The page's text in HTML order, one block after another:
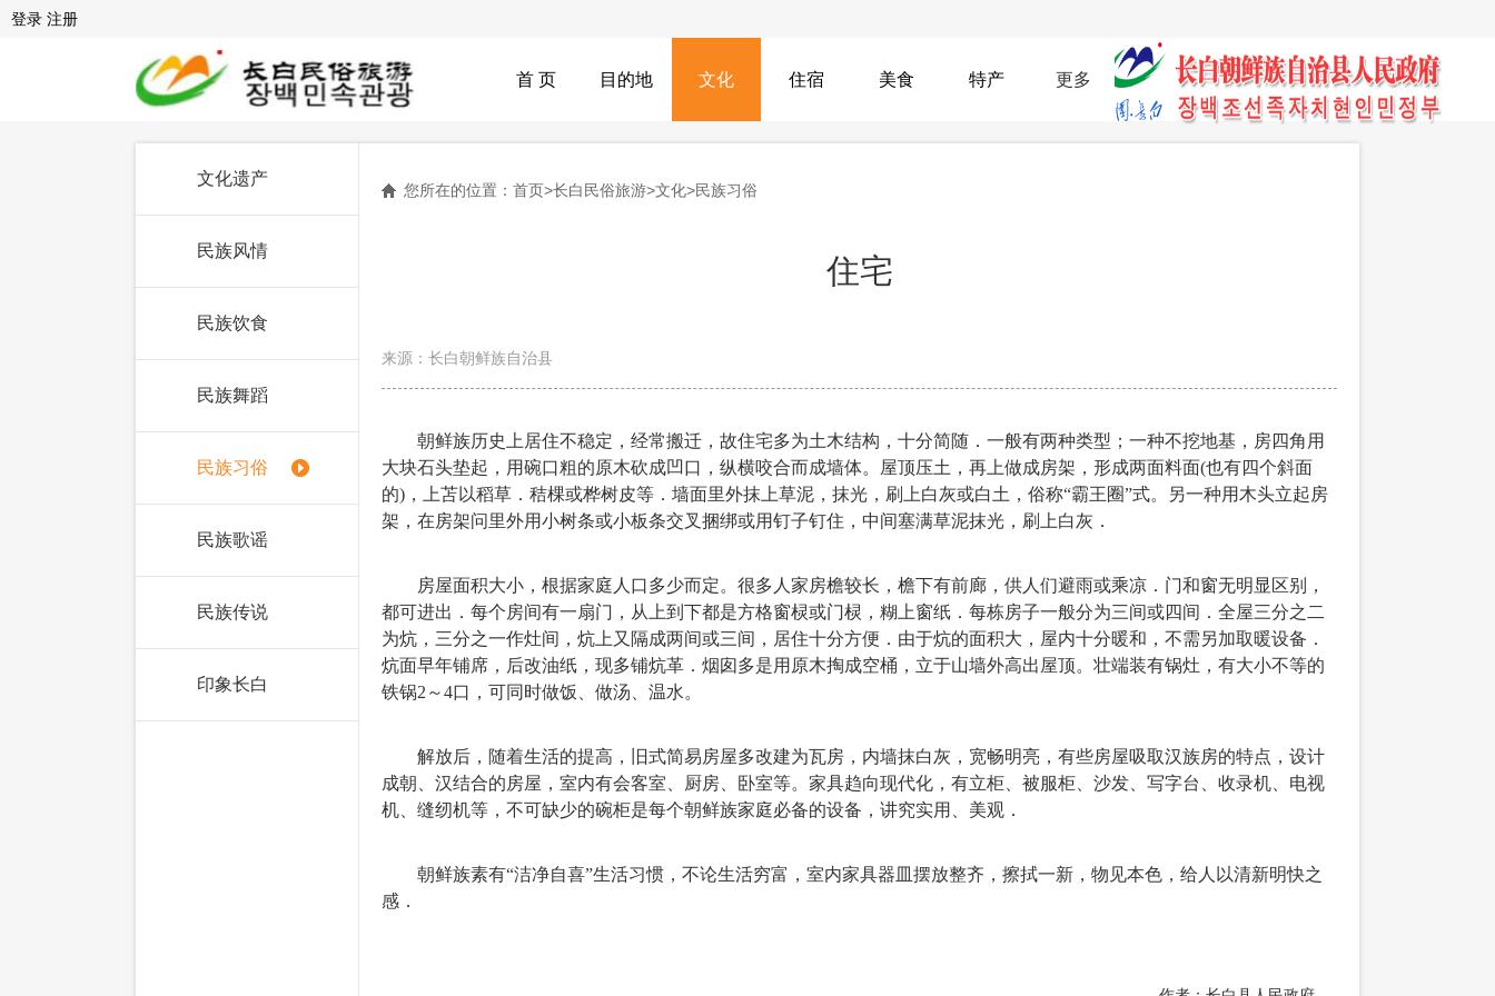
登录 注册
首 页 目的地 文化 住宿 美食 特产 更多
文化遗产
民族风情
民族饮食
民族舞蹈
民族习俗
民族歌谣
民族传说
印象长白
您所在的位置： 首页>长白民俗旅游>文化>民族习俗
住宅
来源：长白朝鲜族自治县
朝鲜族历史上居住不稳定，经常搬迁，故住宅多为土木结构，十分简随．一般有两种类型；一种不挖地基，房四角用
大块石头垫起，用碗口粗的原木砍成凹口，纵横咬合而成墙体。屋顶压土，再上做成房架，形成两面料面(也有四个斜面
的)，上苫以稻草．秸棵或桦树皮等．墙面里外抹上草泥，抹光，刷上白灰或白土，俗称“霸王圈”式。另一种用木头立起房
架，在房架问里外用小树条或小板条交叉捆绑或用钉子钉住，中间塞满草泥抹光，刷上白灰．
房屋面积大小，根据家庭人口多少而定。很多人家房檐较长，檐下有前廊，供人们避雨或乘凉．门和窗无明显区别，
都可进出．每个房间有一扇门，从上到下都是方格窗棂或门棂，糊上窗纸．每栋房子一般分为三间或四间．全屋三分之二
为炕，三分之一作灶间，炕上又隔成两间或三间，居住十分方便．由于炕的面积大，屋内十分暖和，不需另加取暖设备．
炕面早年铺席，后改油纸，现多铺炕革．烟囱多是用原木掏成空桶，立于山墙外高出屋顶。壮端装有锅灶，有大小不等的
铁锅2～4口，可同时做饭、做汤、温水。
解放后，随着生活的提高，旧式简易房屋多改建为瓦房，内墙抹白灰，宽畅明亮，有些房屋吸取汉族房的特点，设计
成朝、汉结合的房屋，室内有会客室、厨房、卧室等。家具趋向现代化，有立柜、被服柜、沙发、写字台、收录机、电视
机、缝纫机等，不可缺少的碗柜是每个朝鲜族家庭必备的设备，讲究实用、美观．
朝鲜族素有“洁净自喜”生活习惯，不论生活穷富，室内家具器皿摆放整齐，擦拭一新，物见本色，给人以清新明快之
感．